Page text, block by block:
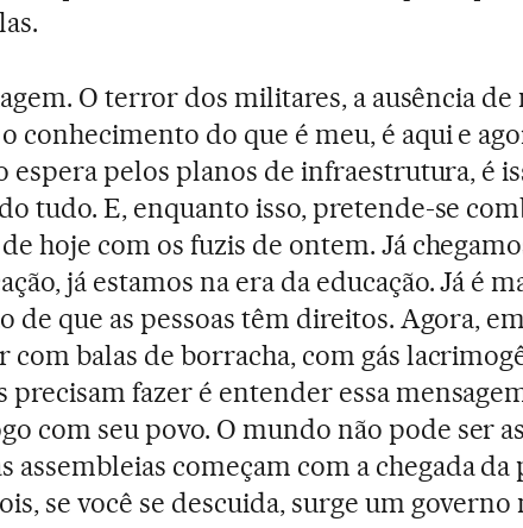
O terror dos militares, a ausência de
conhecimento do que é meu, é aqui e
espera pelos planos de infraestrutura, é
tudo. E, enquanto isso, pretende-se
hoje com os fuzis de ontem. Já
já estamos na era da educação. Já é
de que as pessoas têm direitos. Agora,
com balas de borracha, com gás
precisam fazer é entender essa
com seu povo. O mundo não pode ser
assembleias começam com a chegada
se você se descuida, surge um